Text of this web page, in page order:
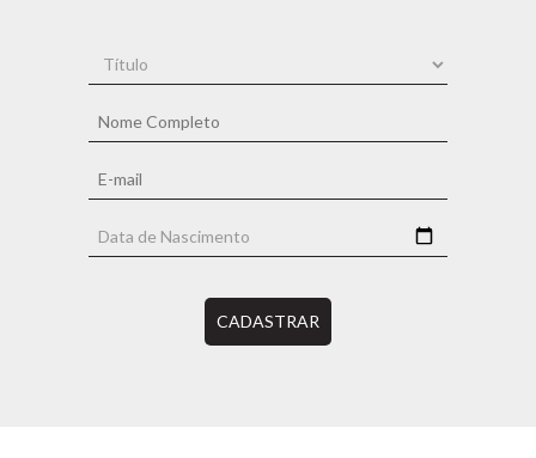
CADASTRAR